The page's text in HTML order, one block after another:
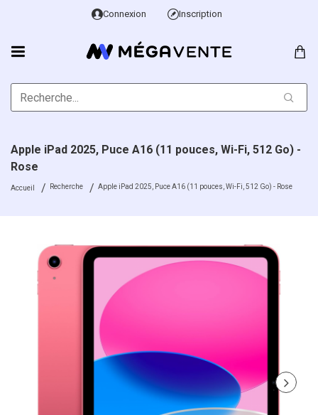
Connexion Inscription
Accueil Recherche Apple iPad 2025, Puce A16 (11 pouces, Wi-Fi, 512 Go) - Rose
Apple iPad 2025, Puce A16 (11 pouces, Wi-Fi, 512 Go) -
Rose